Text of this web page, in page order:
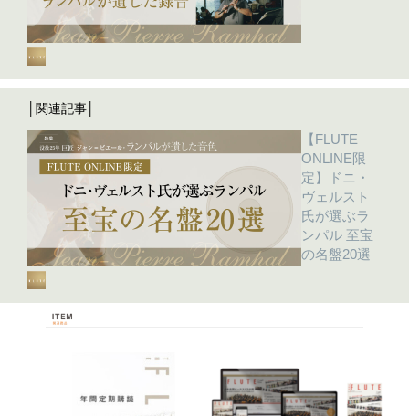
│関連記事│
【FLUTE
ONLINE限
定】ドニ・
ヴェルスト
氏が選ぶラ
ンパル 至宝
の名盤20選